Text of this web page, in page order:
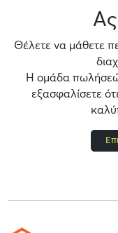
Θέλετε να μάθετε
Η ομάδα
εξασφαλίσετε